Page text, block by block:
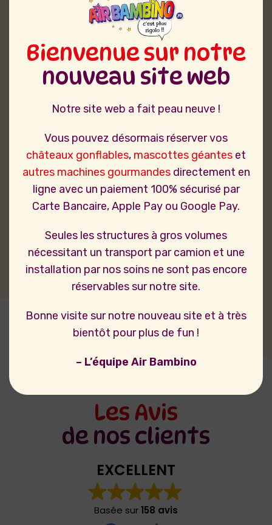
Bienvenue sur notre
nouveau site web
Notre site web a fait peau neuve !
Vous pouvez désormais réserver vos
châteaux gonflables, mascottes géantes et
autres machines gourmandesdirectement en
ligne avec un paiement 100% sécurisé par
Carte Bancaire, Apple Pay ou Google Pay.
Seules les structures à gros volumes
nécessitant un transport par camion et une
installation par nos soins ne sont pas encore
réservables sur notre site.
Bonne visite sur notre nouveau site et à très
bientôt pour plus de fun !
– L’équipe Air Bambino
Les Avis
de nos clients
EXCELLENT
Basée sur158 avis